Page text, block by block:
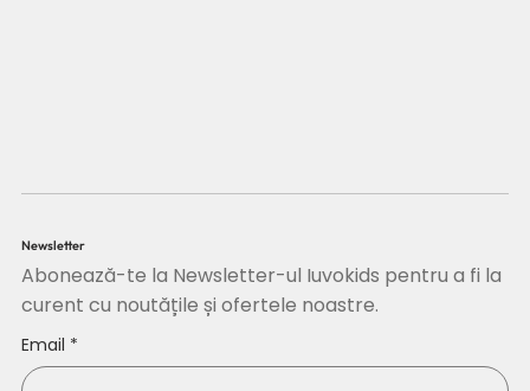
Newsletter
Abonează-te la Newsletter-ul Iuvokids pentru a fi la
curent cu noutățile și ofertele noastre.
Email *